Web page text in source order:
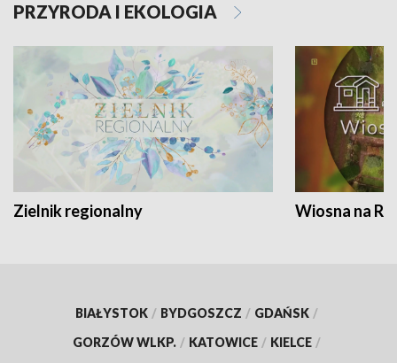
PRZYRODA I EKOLOGIA
Zielnik regionalny Wiosna na
BIAŁYSTOK / BYDGOSZCZ / GDAŃSK /
GORZÓW WLKP. / KATOWICE / KIELCE /